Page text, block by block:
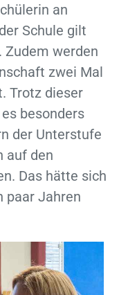
an
Schule gilt
werden
zwei Mal
Trotz dieser
besonders
der Unterstufe
auf den
Das hätte sich
paar Jahren